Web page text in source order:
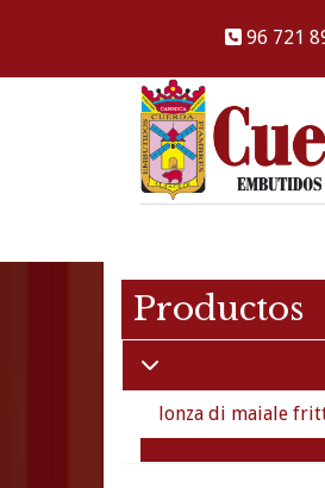
96 721
Productos
lonza di maiale